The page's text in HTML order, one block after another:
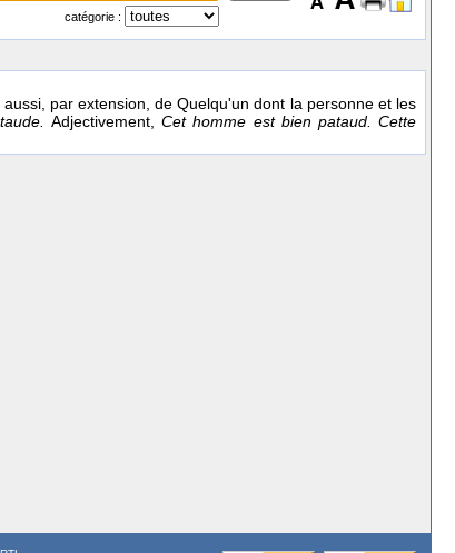
catégorie :
par extension, de Quelqu'un dont la personne et les
Adjectivement,Cet homme est bien pataud. Cette